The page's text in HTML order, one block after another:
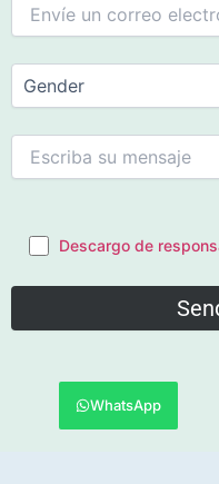
Descargo de
WhatsApp